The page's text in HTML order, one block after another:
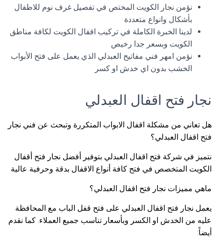
نؤمن نجار الكويت المختص في تفصيل غرف نوم للاطفال
بأشكال وانواع متعددة
لدينا الخبرة الكاملة في تركيب اقفال الكويت لكافة مناطق
الكويت وبسعر جدا رخيص
نؤمن امهر فني مفاتيح العبدلي الذي يعمل على فتح الأبواب
الخشب بدون اي خدش او كسر
نجار فتح اقفال العبدلي
هل تعاني من مشكلة اقفال الابواب المتكررة وتبحث عن فني نجار
فتح اقفال العبدلي؟
نتميز في شركة فتح اقفال العبدلي بتوفير أفضل نجار فتح أقفال
الكويت المتخصص في فتح كافة أنواع الاقفال بدقة وحرفية عالية
ماهي مميزات نجار فتح اقفال العبدلي؟
يعمل نجار فتح اقفال العبدلي على فتح قفل الباب مع المحافظة
عليه من الخدش او الكسر وبأسعار تناسب جميع العملاء. كما نقدم
أيضاً: